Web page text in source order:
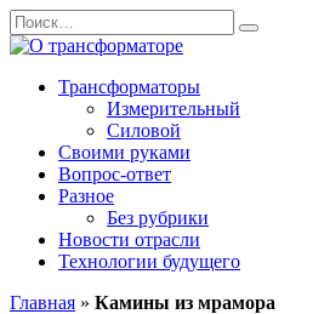
Перейти
к
содержанию
Search
for:
Трансформаторы
Измерительный
Силовой
Своими руками
Вопрос-ответ
Разное
Без рубрики
Новости отрасли
Технологии будущего
Главная » Камины из мрамора